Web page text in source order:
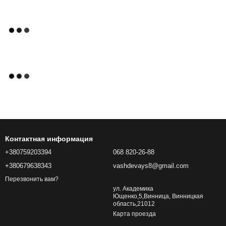
Контактная информация
+380759203394
+380679638343
Перезвонить вам?
068 820-26-88
vashdevays8@gmail.com
ул. Академика
Ющенко,5,Винница, Винницкая
область,21012
Карта проезда